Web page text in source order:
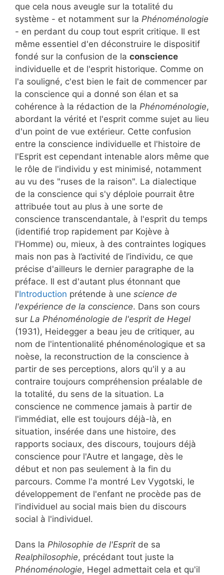
que cela nous aveugle sur la totalité du
système - et notamment sur la Phénoménologie
- en perdant du coup tout esprit critique. Il est
même essentiel d'en déconstruire le dispositif
fondé sur la confusion de la conscience
individuelle et de l'esprit historique. Comme on
l'a souligné, c'est bien le fait de commencer par
la conscience qui a donné son élan et sa
cohérence à la rédaction de la Phénoménologie,
abordant la vérité et l'esprit comme sujet au lieu
d'un point de vue extérieur. Cette confusion
entre la conscience individuelle et l'histoire de
l'Esprit est cependant intenable alors même que
le rôle de l'individu y est minimisé, notamment
au vu des "ruses de la raison". La dialectique
de la conscience qui s'y déploie pourrait être
attribuée tout au plus à une sorte de
conscience transcendantale, à l'esprit du temps
(identifié trop rapidement par Kojève à
l'Homme) ou, mieux, à des contraintes logiques
mais non pas à l’activité de l’individu, ce que
précise d'ailleurs le dernier paragraphe de la
préface. Il est d'autant plus étonnant que
l'Introduction prétende à une science de
l'expérience de la conscience. Dans son cours
sur La Phénoménologie de l'esprit de Hegel
(1931), Heidegger a beau jeu de critiquer, au
nom de l'intentionalité phénoménologique et sa
noèse, la reconstruction de la conscience à
partir de ses perceptions, alors qu'il y a au
contraire toujours compréhension préalable de
la totalité, du sens de la situation. La
conscience ne commence jamais à partir de
l'immédiat, elle est toujours déjà-là, en
situation, insérée dans une histoire, des
rapports sociaux, des discours, toujours déjà
conscience pour l'Autre et langage, dès le
début et non pas seulement à la fin du
parcours. Comme l'a montré Lev Vygotski, le
développement de l'enfant ne procède pas de
l'individuel au social mais bien du discours
social à l'individuel.
Dans la Philosophie de l'Esprit de sa
Realphilosophie, précédant tout juste la
Phénoménologie, Hegel admettait cela et qu'il